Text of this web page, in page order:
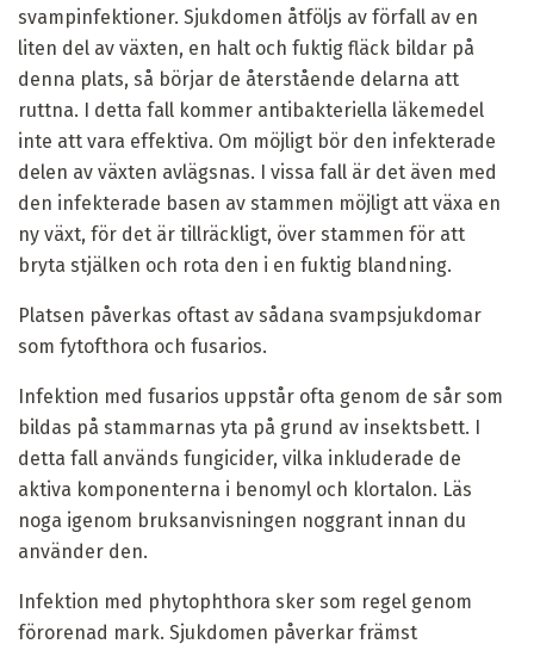
svampinfektioner. Sjukdomen åtföljs av förfall av en
liten del av växten, en halt och fuktig fläck bildar på
denna plats, så börjar de återstående delarna att
ruttna. I detta fall kommer antibakteriella läkemedel
inte att vara effektiva. Om möjligt bör den infekterade
delen av växten avlägsnas. I vissa fall är det även med
den infekterade basen av stammen möjligt att växa en
ny växt, för det är tillräckligt, över stammen för att
bryta stjälken och rota den i en fuktig blandning.
Platsen påverkas oftast av sådana svampsjukdomar
som fytofthora och fusarios.
Infektion med fusarios uppstår ofta genom de sår som
bildas på stammarnas yta på grund av insektsbett. I
detta fall används fungicider, vilka inkluderade de
aktiva komponenterna i benomyl och klortalon. Läs
noga igenom bruksanvisningen noggrant innan du
använder den.
Infektion med phytophthora sker som regel genom
förorenad mark. Sjukdomen påverkar främst